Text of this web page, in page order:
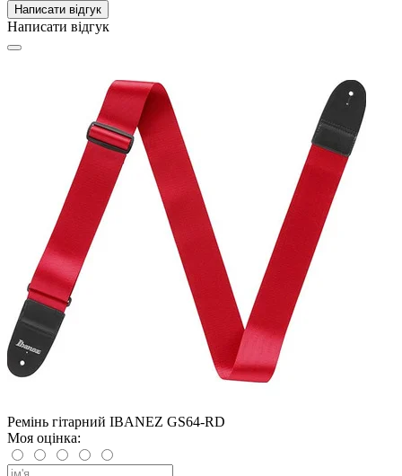
Написати відгук
Написати відгук
Ремінь гітарний IBANEZ GS64-RD
Моя оцінка: